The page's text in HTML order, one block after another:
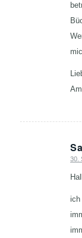
30.
ich